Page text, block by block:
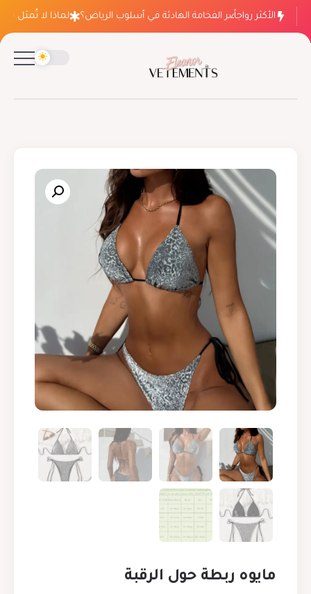
الأكثر رواجاً
لماذا ينتصر الفخامة الهادئة في أسلوب الرياض؟ لماذا لا تُمثل
مايوه ربطة حول الرقبة